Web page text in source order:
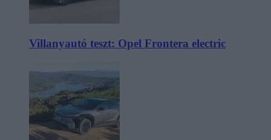
Villanyautó teszt: Opel Frontera electric